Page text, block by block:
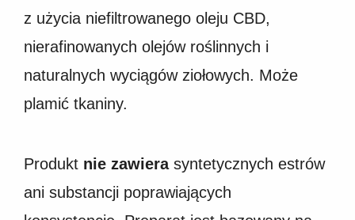
z użycia niefiltrowanego oleju CBD,
nierafinowanych olejów roślinnych i
naturalnych wyciągów ziołowych. Może
plamić tkaniny.
Produkt nie zawierasyntetycznych estrów
ani substancji poprawiających